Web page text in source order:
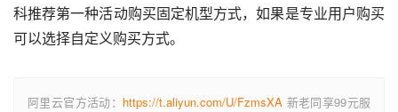
科推荐第一种活动购买固定机型方式，如果是专业用户购买
可以选择自定义购买方式。
阿里云官方活动： https://t.aliyun.com/U/FzmsXA 新老同享99元服